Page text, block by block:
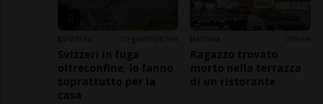
SVIZZERA 2 gior 104 143
Svizzeri in fuga
oltreconfine, lo fanno
soprattutto per la
casa
ASCONA 16 ore
Ragazzo trovato
morto nella terrazza
di un ristorante